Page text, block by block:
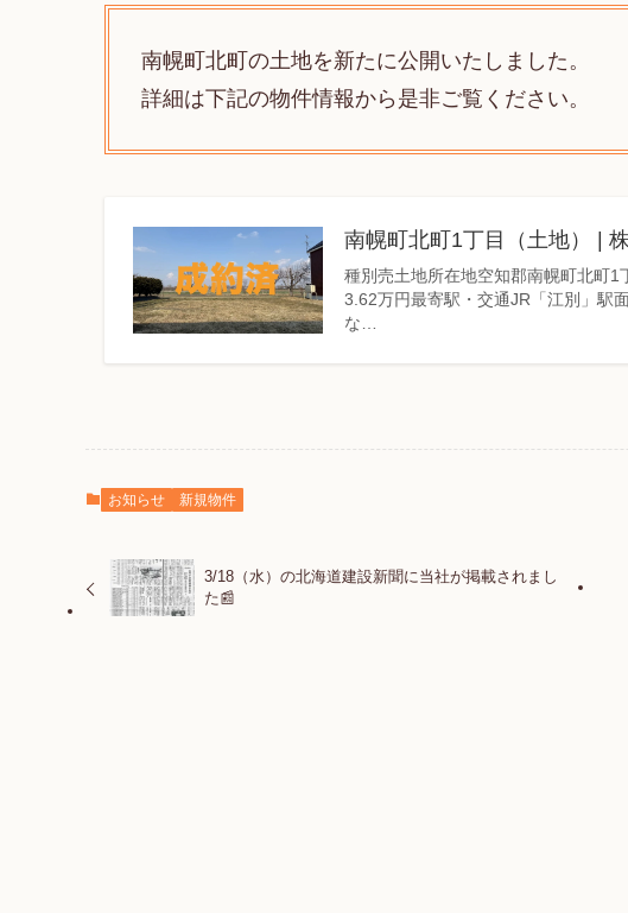
南幌町北町の土地を新たに公開いたしました。
詳細は下記の物件情報から是非ご覧ください。
南幌町北町1丁目（土地） |
種別売土地所在地空知郡南幌町北町
3.62万円最寄駅・交通JR「江別」駅
な…
お知らせ 新規物件
3/18（水）の北海道建設新聞に当社が掲載されまし
た📰